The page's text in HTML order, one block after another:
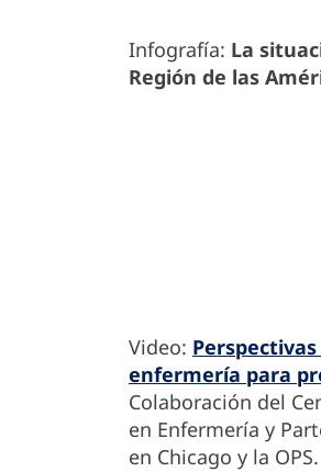
Infografía: La
Región de las
Video:
enfermería para
Colaboración del
en Enfermería y
en Chicago y la OPS.